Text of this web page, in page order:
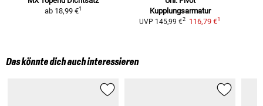
ab 18,99 €1
Kupplungsarmatur
UVP 145,99 €2 116,79 €1
Das könnte dich auch interessieren